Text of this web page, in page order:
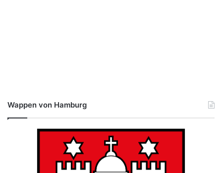
Wappen von Hamburg